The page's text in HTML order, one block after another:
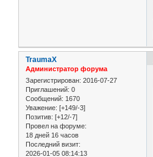
TraumaX
Администратор форума
Зарегистрирован: 2016-07-27
Приглашений: 0
Сообщений: 1670
Уважение: [+149/-3]
Позитив: [+12/-7]
Провел на форуме:
18 дней 16 часов
Последний визит:
2026-01-05 08:14:13